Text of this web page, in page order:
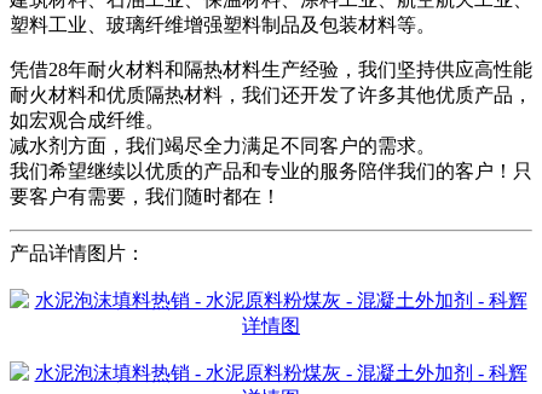
塑料工业、玻璃纤维增​​强塑料制品及包装材料等。
凭借28年耐火材料和隔热材料生产经验，我们坚持供应高性能
耐火材料和优质隔热材料，我们还开发了许多其他优质产品，
如宏观合成纤维。
减水剂方面，我们竭尽全力满足不同客户的需求。
我们希望继续以优质的产品和专业的服务陪伴我们的客户！只
要客户有需要，我们随时都在！
产品详情图片：